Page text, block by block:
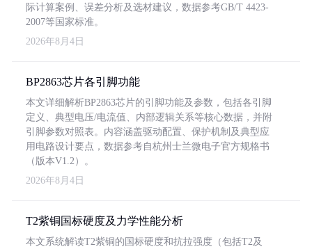
际计算案例、误差分析及选材建议，数据参考GB/T 4423-
2007等国家标准。
2026年8月4日
BP2863芯片各引脚功能
本文详细解析BP2863芯片的引脚功能及参数，包括各引脚
定义、典型电压/电流值、内部逻辑关系等核心数据，并附
引脚参数对照表。内容涵盖驱动配置、保护机制及典型应
用电路设计要点，数据参考自杭州士兰微电子官方规格书
（版本V1.2）。
2026年8月4日
T2紫铜国标硬度及力学性能分析
本文系统解读T2紫铜的国标硬度和抗拉强度（包括T2及